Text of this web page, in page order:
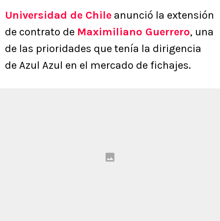
Universidad de Chile anunció la extensión
de contrato de Maximiliano Guerrero, una
de las prioridades que tenía la dirigencia
de Azul Azul en el mercado de fichajes.